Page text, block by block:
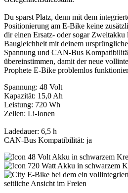
Du sparst Platz, denn mit dem
Positionierung am E-Bike keine
dir einen Ersatz- oder sogar Zweitakku
Baugleichheit mit deinem
Spannung und CAN-Bus
übereinstimmen, damit der neue
Prophete E-Bike problemlos
Spannung: 48 Volt
Kapazität: 15,0 Ah
Leistung: 720 Wh
Zellen: Li-Ionen
Ladedauer: 6,5 h
CAN-Bus Kompatibilität: ja